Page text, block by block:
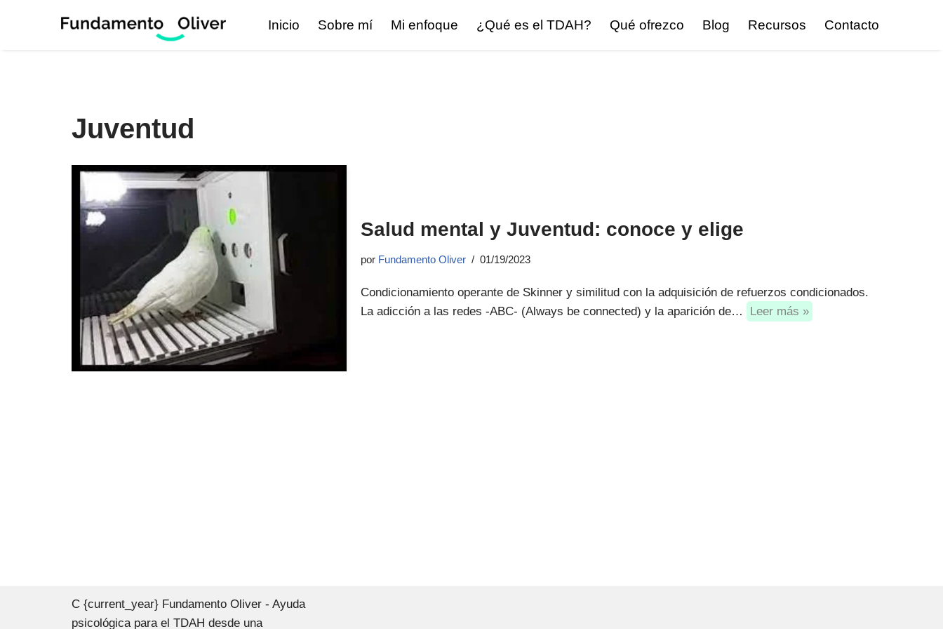
Inicio Sobre mí Mi enfoque ¿Qué es el TDAH? Qué ofrezco Blog Recursos Contacto
Juventud
Salud mental y Juventud: conoce y elige
por Fundamento Oliver 01/19/2023
Condicionamiento operante de Skinner y similitud con la adquisición de refuerzos condicionados.
La adicción a las redes -ABC- (Always be connected) y la aparición de…
Leer más »
C {current_year} Fundamento Oliver - Ayuda
psicológica para el TDAH desde una